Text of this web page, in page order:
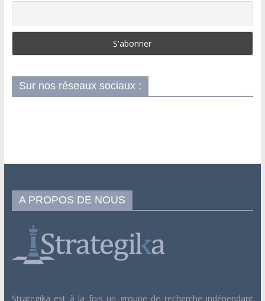
Sur nos réseaux sociaux :
A PROPOS DE NOUS
Strategika est à la fois un groupe de recherche indépendant